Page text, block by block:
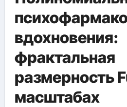
вдохновения:
фрактальная
размерность
масштабах